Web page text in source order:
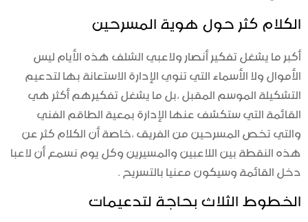
الكلام كثر حول هوية المسرحين
أكبر ما يشغل تفكير أنصار ولاعبي الشلف هذه الأيام ليس
الأموال ولا الأسماء التي تنوي الإدارة الاستعانة بها لتدعيم
التشكيلة الموسم المقبل ،بل ما يشغل تفكيرهم أكثر هي
القائمة التي ستكشف عنها الإدارة بمعية الطاقم الفني
والتي تخص المسرحين من الفريق ،خاصة أن الكلام كثر عن
هذه النقطة بين اللاعبين والمسيرين وكل يوم نسمع أن لاعبا
دخل القائمة وسيكون معنيا بالتسريح .
الخطوط الثلاث بحاجة لتدعيمات